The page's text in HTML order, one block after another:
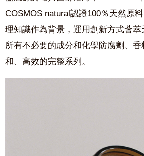
COSMOS natural認證100％天然原
理知識作為背景，運用創新方式薈
所有不必要的成分和化學防腐劑、
和、高效的完整系列。